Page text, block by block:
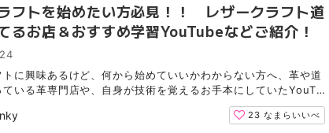
フトを始めたい方必見！！ レザークラフト道
るお店＆おすすめ学習YouTubeなどご紹介！
トに興味あるけど、何から始めていいかわからない方へ、革や道
いる革専門店や、自身が技術を覚えるお手本にしていたYouTu
介いたします。 麻生商店 1951年創業の皮革とレ...
23なまらいいべ